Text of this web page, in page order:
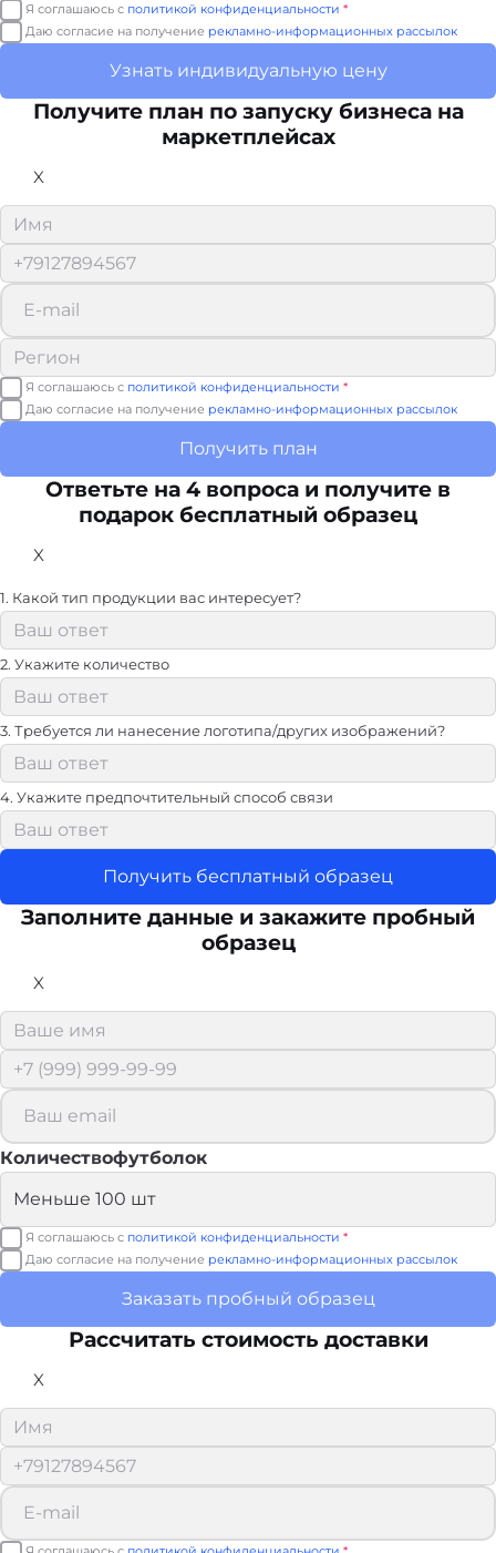
Я соглашаюсь с политикой конфиденциальности *
Даю согласие на получение рекламно-информационных рассылок
Узнать индивидуальную цену
Получите план по запуску бизнеса на
маркетплейсах
X
Я соглашаюсь с политикой конфиденциальности *
Даю согласие на получение рекламно-информационных рассылок
Получить план
Ответьте на 4 вопроса и получите в
подарок бесплатный образец
X
1. Какой тип продукции вас интересует?
2. Укажите количество
3. Требуется ли нанесение логотипа/других изображений?
4. Укажите предпочтительный способ связи
Получить бесплатный образец
Заполните данные и закажите пробный
образец
X
Количествофутболок
Я соглашаюсь с политикой конфиденциальности *
Даю согласие на получение рекламно-информационных рассылок
Заказать пробный образец
Рассчитать стоимость доставки
X